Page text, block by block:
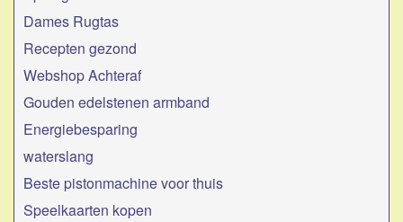
Dames Rugtas
Recepten gezond
Webshop Achteraf
Gouden edelstenen armband
Energiebesparing
waterslang
Beste pistonmachine voor thuis​
Speelkaarten kopen